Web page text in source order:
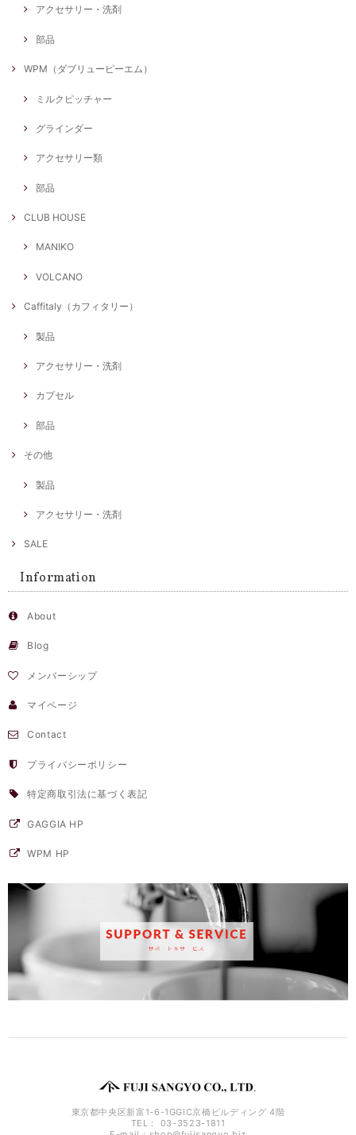
アクセサリー・洗剤
部品
WPM（ダブリューピーエム）
ミルクピッチャー
グラインダー
アクセサリー類
部品
CLUB HOUSE
MANIKO
VOLCANO
Caffitaly（カフィタリー）
製品
アクセサリー・洗剤
カプセル
部品
その他
製品
アクセサリー・洗剤
SALE
Information
About
Blog
メンバーシップ
マイページ
Contact
プライバシーポリシー
特定商取引法に基づく表記
GAGGIA HP
WPM HP
東京都中央区新富1-6-1GGIC京橋ビルディング 4階
TEL： 03-3523-1811